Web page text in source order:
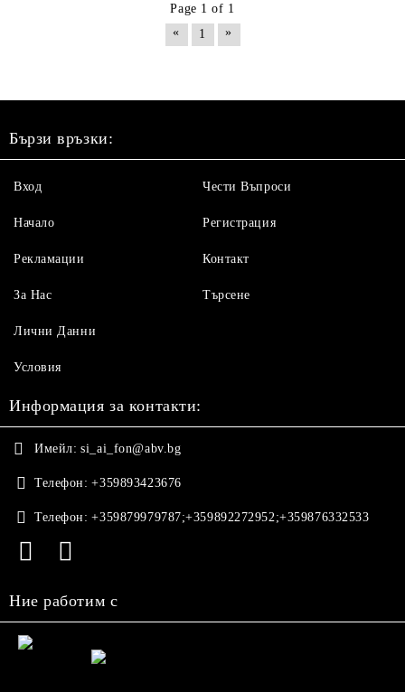
Page 1 of 1
«
1 »
Бързи връзки:
Вход
Начало
Рекламации
За Нас
Чести Въпроси
Регистрация
Контакт
Търсене
Лични Данни
Условия
Информация за контакти:
Имейл: si_ai_fon@abv.bg
Телефон: +359893423676
Телефон: +359879979787;+359892272952;+359876332533
Ние работим с